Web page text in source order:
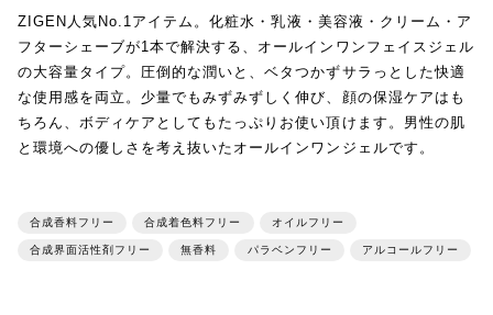
ZIGEN人気No.1アイテム。化粧水・乳液・美容液・クリーム・ア
フターシェーブが1本で解決する、オールインワンフェイスジェル
の大容量タイプ。圧倒的な潤いと、ベタつかずサラっとした快適
な使用感を両立。少量でもみずみずしく伸び、顔の保湿ケアはも
ちろん、ボディケアとしてもたっぷりお使い頂けます。男性の肌
と環境への優しさを考え抜いたオールインワンジェルです。
合成香料フリー 合成着色料フリー オイルフリー
合成界面活性剤フリー 無香料 パラベンフリー アルコールフリー